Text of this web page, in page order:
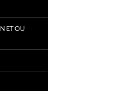
ET OU